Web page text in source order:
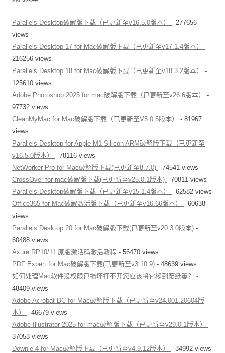
Parallels Desktop破解版下载（已更新至v16.5.0版本） - 277656
views
Parallels Desktop 17 for Mac破解版下载（已更新至v17.1.4版本） -
216256 views
Parallels Desktop 18 for Mac破解版下载（已更新至v18.3.2版本） -
125610 views
Adobe Photoshop 2025 for mac破解版下载（已更新至v26.6版本） -
97732 views
CleanMyMac for Mac破解版下载（已更新至V5.0.5版本） - 81967
views
Parallels Desktop for Apple M1 Silicon ARM破解版下载（已更新至
v16.5.0版本） - 78116 views
NetWorker Pro for Mac破解版下载(已更新至8.7.0) - 74541 views
CrossOver for mac破解版下载(已更新至v25.0.1版本) - 70811 views
Parallels Desktop破解版下载（已更新至v15.1.4版本） - 62582 views
Office365 for Mac破解激活版下载（已更新至v16.66版本） - 60638
views
Parallels Desktop 20 for Mac破解版下载(已更新至v20.3.0版本) -
60488 views
Axure RP10/11 原版激活码激活教程 - 56470 views
PDF Expert for Mac破解版下载(已更新至v3.10.9) - 48639 views
如何处理Mac软件没权限已损坏打不开您应该将它移到废纸篓？ -
48409 views
Adobe Acrobat DC for Mac破解版下载（已更新至v24.001.20604版
本） - 46679 views
Adobe Illustrator 2025 for mac破解版下载（已更新至v29.0.1版本） -
37053 views
Downie 4 for Mac破解版下载（已更新至v4.9.12版本） - 34992 views